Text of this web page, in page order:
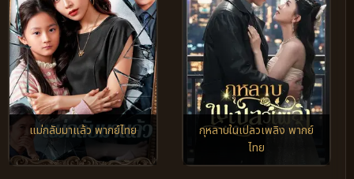
แม่กลับมาแล้ว พากย์ไทย
กุหลาบในเปลวเพลิง พากย์
ไทย